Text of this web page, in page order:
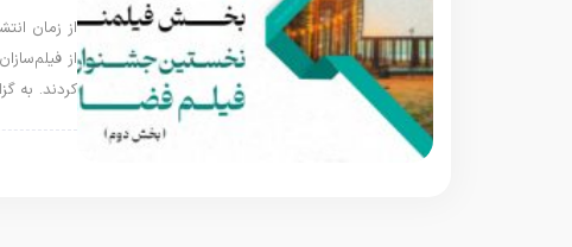
از زمان
از
کردند. به